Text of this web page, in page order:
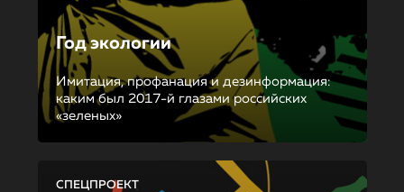
Год экологии
Имитация, профанация и дезинформация:
каким был 2017-й глазами российских
«зеленых»
СПЕЦПРОЕКТ